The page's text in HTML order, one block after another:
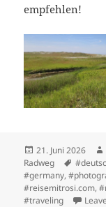
empfehlen!
Posted
on
21. Juni 2026
Radweg
Tags
#germany,
#reisemitrosi.com,
#traveling